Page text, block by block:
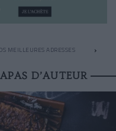
MEILLEURES ADRESSES
D’AUTEUR